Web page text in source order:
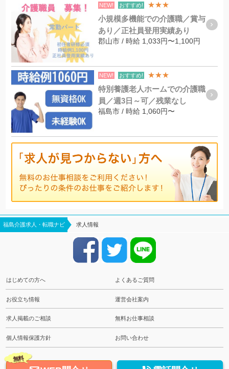
NEW! おすすめ! ★★★
小規模多機能での介護職／賞与
あり／正社員登用実績あり
郡山市 / 時給 1,033円〜1,100円
NEW! おすすめ! ★★★
特別養護老人ホームでの介護職
員／週3日～可／残業なし
福島市 / 時給 1,060円〜
福島介護求人・転職ナビ 求人情報
はじめての方へ よくあるご質問
お役立ち情報 運営会社案内
求人掲載のご相談 無料お仕事相談
個人情報保護方針 お問い合わせ
無料